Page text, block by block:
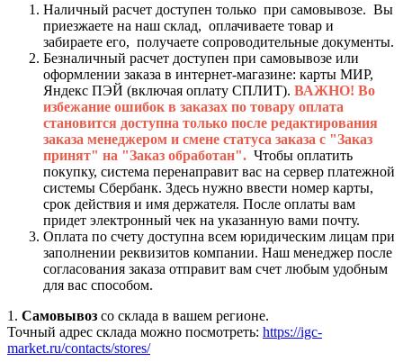
Наличный расчет доступен только при самовывозе. Вы
приезжаете на наш склад, оплачиваете товар и
забираете его, получаете сопроводительные документы.
Безналичный расчет доступен при самовывозе или
оформлении заказа в интернет-магазине: карты МИР,
Яндекс ПЭЙ (включая оплату СПЛИТ). ВАЖНО! Во
избежание ошибок в заказах по товару оплата
становится доступна только после редактирования
заказа менеджером и смене статуса заказа с "Заказ
принят" на "Заказ обработан". Чтобы оплатить
покупку, система перенаправит вас на сервер платежной
системы Сбербанк. Здесь нужно ввести номер карты,
срок действия и имя держателя. После оплаты вам
придет электронный чек на указанную вами почту.
Оплата по счету доступна всем юридическим лицам при
заполнении реквизитов компании. Наш менеджер после
согласования заказа отправит вам счет любым удобным
для вас способом.
1. Самовывоз со склада в вашем регионе.
Точный адрес склада можно посмотреть: https://igc-
market.ru/contacts/stores/